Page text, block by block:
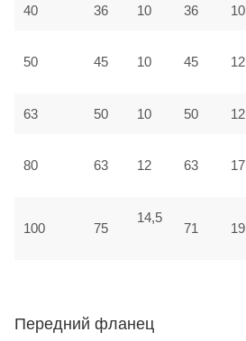
40 36 10 36 10
50 45 10 45 12
63 50 10 50 12
80 63 12 63 17
100 75
14,5
71 19
Передний фланец